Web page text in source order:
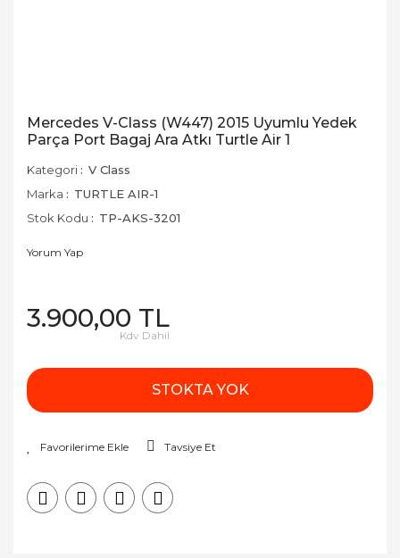
Mercedes V-Class (W447) 2015 Uyumlu Yedek
Parça Port Bagaj Ara Atkı Turtle Air 1
Kategori
V Class
Marka
TURTLE AIR-1
Stok Kodu
TP-AKS-3201
Yorum Yap
3.900,00 TL
Kdv Dahil
STOKTA YOK
Tavsiye Et